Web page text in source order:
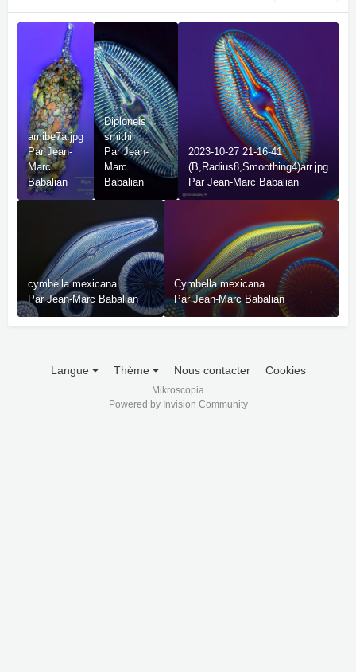
amibe7a.jpg
ParJean-
Marc
Babalian
Diploneis
smithii
ParJean-
Marc
Babalian
2023-10-27 21-16-41
(B,Radius8,Smoothing4)arr.jpg
Par Jean-Marc Babalian
cymbella mexicana
ParJean-Marc Babalian
Cymbella mexicana
ParJean-Marc Babalian
Langue Thème Nous contacter Cookies
Mikroscopia
Powered by Invision Community